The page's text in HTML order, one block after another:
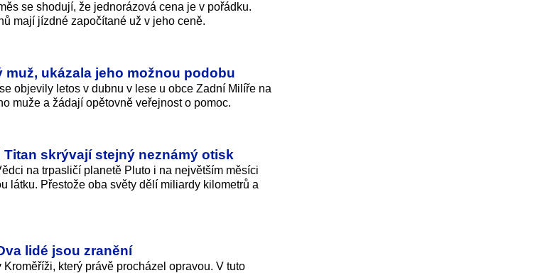
se shodují, že jednorázová cena je v pořádku.
mají jízdné započítané už v jeho ceně.
ukázala jeho možnou podobu
objevily letos v dubnu v lese u obce Zadní Milíře na
muže a žádají opětovně veřejnost o pomoc.
skrývají stejný neznámý otisk
na trpasličí planetě Pluto i na největším měsíci
látku. Přestože oba světy dělí miliardy kilometrů a
lidé jsou zranění
který právě procházel opravou. V tuto